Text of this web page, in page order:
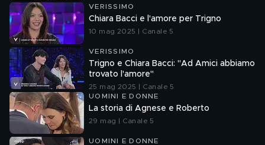
VERISSIMO
Chiara Bacci e l'amore per Trigno
10 mag 2025 | Canale 5
VERISSIMO
Trigno e Chiara Bacci: "Ad Amici abbiamo
trovato l'amore"
25 mag 2025 | Canale 5
UOMINI E DONNE
La storia di Agnese e Roberto
29 mag | Canale 5
UOMINI E DONNE